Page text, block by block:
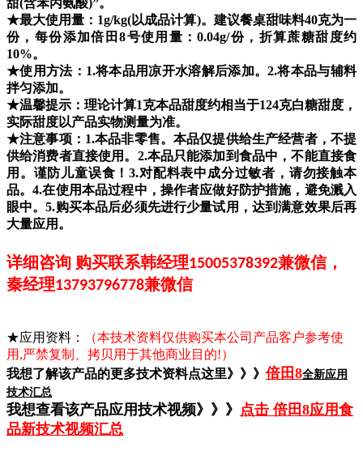
甜(含苯丙氨酸)”。
★最大使用量：1g/kg(以成品计算)。建议餐桌甜味料40克为一
份，每份添加倍田8号使用量：0.04g/份，折算蔗糖甜度约
10%。
★使用方法： 1.将本品用凉开水溶解后添加。2.将本品与辅料
拌匀添加。
★温馨提示：理论计算1克本品甜度约相当于124克白糖甜度，
实际甜度以产品实物测量为准。
★注意事项：1.本品非零售。本品仅提供给生产经营者，不提
供给消费者直接使用。2.本品只能添加到食品中，不能直接食
用。谨防儿童误食！3.对配料表中成分过敏者，请勿接触本
品。4.在使用本品过程中，操作者应做好防护措施，避免溅入
眼中。5.购买本品后必须先进行少量试用，达到满意效果后再
大量应用。
详细咨询 购买联系韩经理15005378392兼微信，
秦经理13793796778兼微信
★应用资料：
（本技术资料仅供购买本公司产品客户参考使
用,严禁复制、拷贝用于其他商业目的!）
我想了解该产品的更多技术资料点这里》》》 倍田8全新应用
技术汇总
我想查看该产品应用技术视频》》》 点击 倍田8应用食
品新技术视频汇总